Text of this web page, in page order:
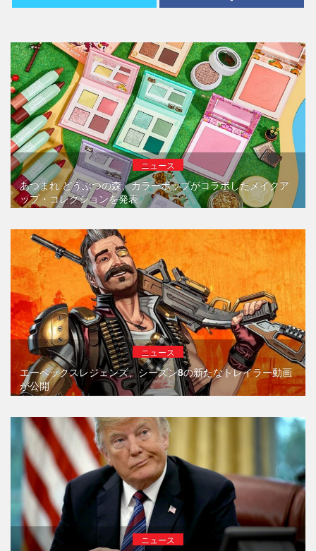
ニュース
あつまれ どうぶつの森、カラーポップがコラボしたメイクア
ップ・コレクションを発表
ニュース
エーペックスレジェンズ、シーズン8の新たなトレイラー動画
が公開
ニュース